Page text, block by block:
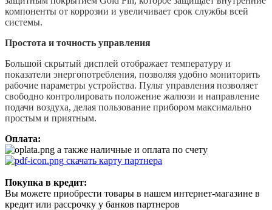
компоненты от коррозии и увеличивает срок службы всей
системы.
Простота и точность управления
Большой скрытый дисплей отображает температуру и
показатели энергопотребления, позволяя удобно мониторить
рабочие параметры устройства. Пульт управления позволяет
свободно контролировать положение жалюзи и направление
подачи воздуха, делая пользование прибором максимально
простым и приятным.
Оплата:
а также наличные и оплата по счету
скачать карту партнера
Покупка в кредит:
Вы можете приобрести товары в нашем интернет-магазине в
кредит или рассрочку у банков партнеров